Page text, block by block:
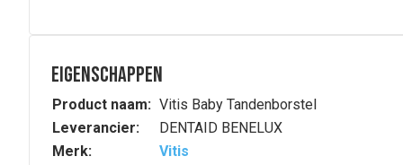
Eigenschappen
Product naam: Vitis Baby Tandenborstel
Leverancier:
DENTAID BENELUX
Merk:
Vitis